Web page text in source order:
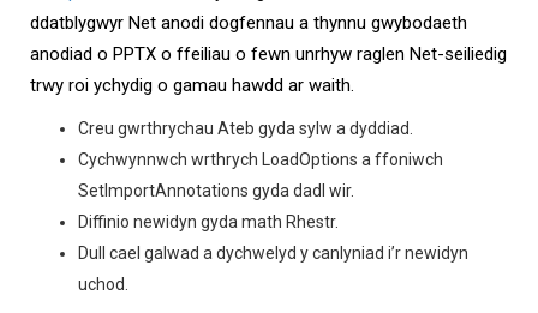
ddatblygwyr Net anodi dogfennau a thynnu gwybodaeth
anodiad o PPTX o ffeiliau o fewn unrhyw raglen Net-seiliedig
trwy roi ychydig o gamau hawdd ar waith.
Creu gwrthrychau Ateb gyda sylw a dyddiad.
Cychwynnwch wrthrych LoadOptions a ffoniwch
SetImportAnnotations gyda dadl wir.
Diffinio newidyn gyda math Rhestr.
Dull cael galwad a dychwelyd y canlyniad i’r newidyn
uchod.